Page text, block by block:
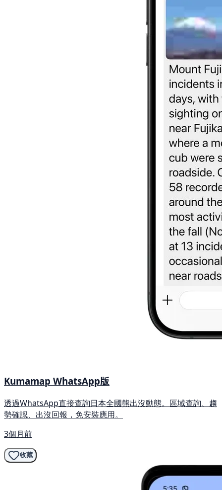
Kumamap WhatsApp版
透過WhatsApp直接查詢日本全國熊出沒動態。區域查詢、趨
勢確認、出沒回報，免安裝應用。
3個月前
收藏